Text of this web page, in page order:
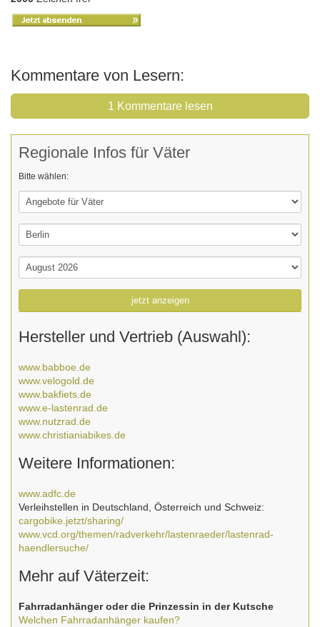
Kommentare von Lesern:
1 Kommentare lesen
Regionale Infos für Väter
Bitte wählen:
jetzt anzeigen
Hersteller und Vertrieb (Auswahl):
www.babboe.de
www.velogold.de
www.bakfiets.de
www.e-lastenrad.de
www.nutzrad.de
www.christianiabikes.de
Weitere Informationen:
www.adfc.de
Verleihstellen in Deutschland, Österreich und Schweiz:
cargobike.jetzt/sharing/
www.vcd.org/themen/radverkehr/lastenraeder/lastenrad-
haendlersuche/
Mehr auf Väterzeit:
Fahrradanhänger oder die Prinzessin in der Kutsche
Welchen Fahrradanhänger kaufen?